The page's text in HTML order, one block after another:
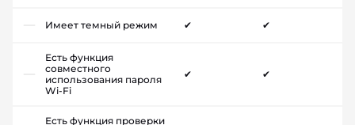
Имеет темный режим ✔ ✔
Есть функция
совместного
использования пароля
Wi-Fi
✔ ✔
Есть функция проверки